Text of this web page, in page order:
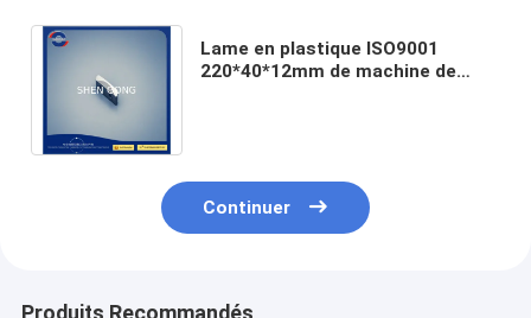
Lame en plastique ISO9001
220*40*12mm de machine de
Continuer